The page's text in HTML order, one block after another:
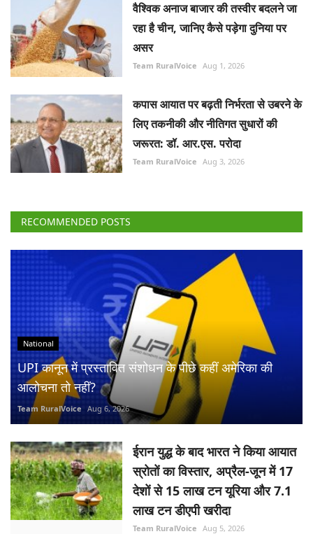
वैश्विक अनाज बाजार की तस्वीर बदलने जा
रहा है चीन, जानिए कैसे पड़ेगा दुनिया पर
असर
Team RuralVoice Aug 1, 2026
कपास आयात पर बढ़ती निर्भरता से उबरने के
लिए तकनीकी और नीतिगत सुधारों की
जरूरत: डॉ. आर.एस. परोदा
Team RuralVoice Aug 3, 2026
RECOMMENDED POSTS
National
UPI कानून में प्रस्तावित संशोधन के पीछे कहीं अमेरिका की
आलोचना तो नहीं?
Team RuralVoice Aug 6, 2026
ईरान युद्ध के बाद भारत ने किया आयात
स्रोतों का विस्तार, अप्रैल-जून में 17
देशों से 15 लाख टन यूरिया और 7.1
लाख टन डीएपी खरीदा
Team RuralVoice Aug 5, 2026